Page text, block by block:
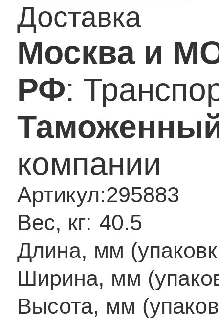
Доставка
Москва и
РФ:
компании
Артикул:295883
Вес, кг: 40.5
Длина, мм
Ширина, мм
Высота, мм